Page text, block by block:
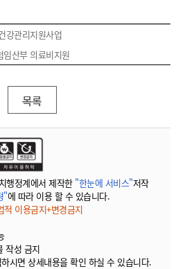
강관리지원사업
임산부 의료비지원
목록
행정계에서 제작한 "한눈에 서비스"저작
"에 따라 이용 할 수 있습니다.
이용금지+변경금지
작성 금지
시면 상세내용을 확인 하실 수 있습니다.